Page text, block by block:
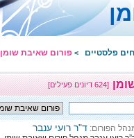
פלסטיים > פורום שאיבת שומן
[624 דיונים פעילים]
הפורום: ד"ר רועי ענבר